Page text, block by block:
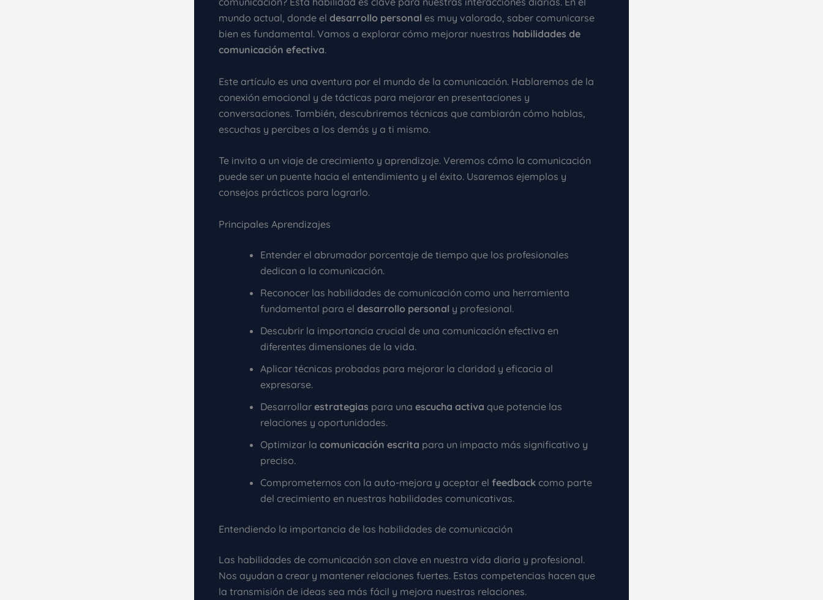
mundo actual, donde el desarrollo personal es muy valorado, saber comunicarse
bien es fundamental. Vamos a explorar cómo mejorar nuestras habilidades de
comunicación efectiva.
Este artículo es una aventura por el mundo de la comunicación. Hablaremos de la
conexión emocional y de tácticas para mejorar en presentaciones y
conversaciones. También, descubriremos técnicas que cambiarán cómo hablas,
escuchas y percibes a los demás y a ti mismo.
Te invito a un viaje de crecimiento y aprendizaje. Veremos cómo la comunicación
puede ser un puente hacia el entendimiento y el éxito. Usaremos ejemplos y
consejos prácticos para lograrlo.
Principales Aprendizajes
Entender el abrumador porcentaje de tiempo que los profesionales
dedican a la comunicación.
Reconocer las habilidades de comunicación como una herramienta
fundamental para el desarrollo personal y profesional.
Descubrir la importancia crucial de una comunicación efectiva en
diferentes dimensiones de la vida.
Aplicar técnicas probadas para mejorar la claridad y eficacia al
expresarse.
Desarrollar estrategias para una escucha activa que potencie las
relaciones y oportunidades.
Optimizar la comunicación escrita para un impacto más significativo y
preciso.
Comprometernos con la auto-mejora y aceptar el feedback como parte
del crecimiento en nuestras habilidades comunicativas.
Entendiendo la importancia de las habilidades de comunicación
Las habilidades de comunicación son clave en nuestra vida diaria y profesional.
Nos ayudan a crear y mantener relaciones fuertes. Estas competencias hacen que
la transmisión de ideas sea más fácil y mejora nuestras relaciones.